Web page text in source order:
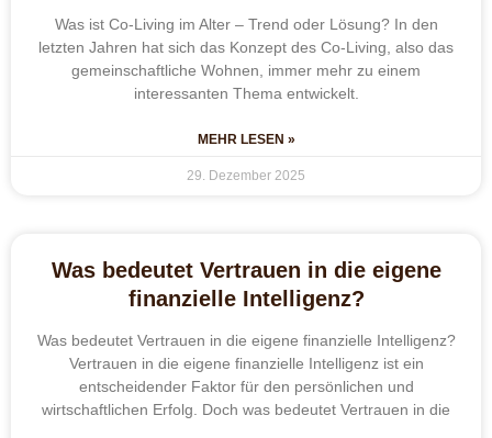
Was ist Co-Living im Alter – Trend oder Lösung? In den
letzten Jahren hat sich das Konzept des Co-Living, also das
gemeinschaftliche Wohnen, immer mehr zu einem
interessanten Thema entwickelt.
MEHR LESEN »
29. Dezember 2025
Was bedeutet Vertrauen in die eigene
finanzielle Intelligenz?
Was bedeutet Vertrauen in die eigene finanzielle Intelligenz?
Vertrauen in die eigene finanzielle Intelligenz ist ein
entscheidender Faktor für den persönlichen und
wirtschaftlichen Erfolg. Doch was bedeutet Vertrauen in die